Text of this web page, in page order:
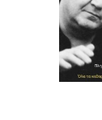
Εισφορές